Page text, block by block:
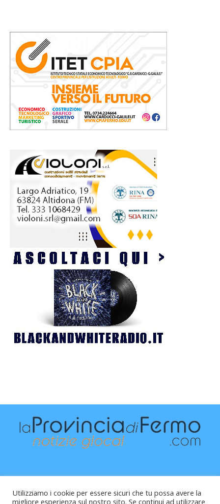
Utilizziamo i cookie per essere sicuri che tu possa avere la
migliore esperienza sul nostro sito. Se continui ad utilizzare